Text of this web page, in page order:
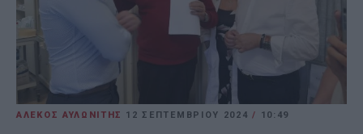
ΑΛΕΚΟΣ ΑΥΛΩΝΙΤΗΣ 12 ΣΕΠΤΕΜΒΡΊΟΥ 2024/ 10:49